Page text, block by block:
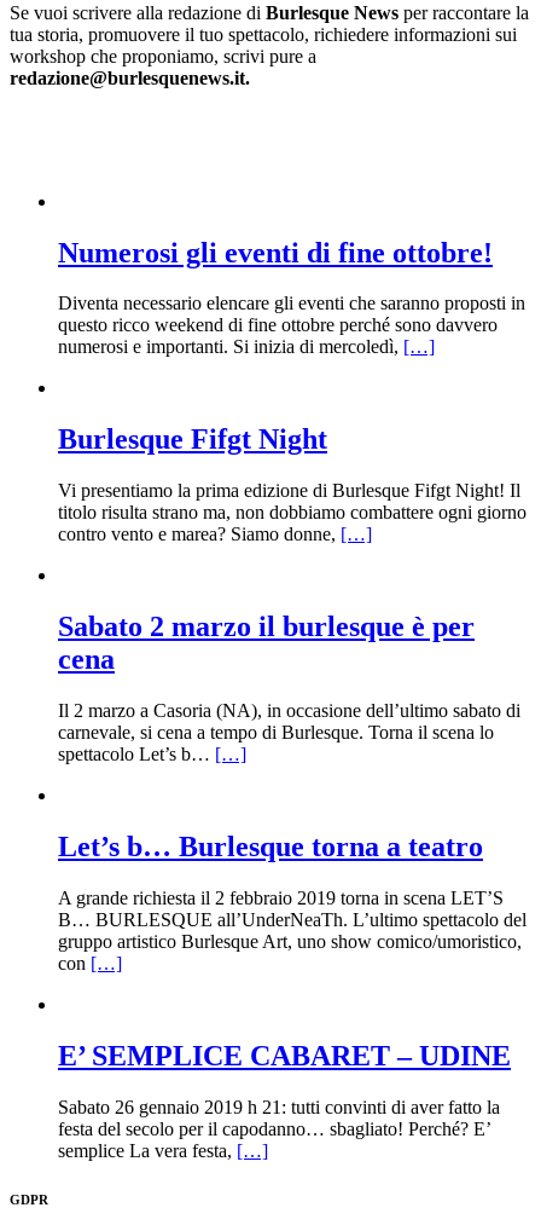
Se vuoi scrivere alla redazione di Burlesque News per raccontare la
tua storia, promuovere il tuo spettacolo, richiedere informazioni sui
workshop che proponiamo, scrivi pure a
redazione@burlesquenews.it.
Numerosi gli eventi di fine ottobre!
Diventa necessario elencare gli eventi che saranno proposti in
questo ricco weekend di fine ottobre perché sono davvero
numerosi e importanti. Si inizia di mercoledì, […]
Burlesque Fifgt Night
Vi presentiamo la prima edizione di Burlesque Fifgt Night! Il
titolo risulta strano ma, non dobbiamo combattere ogni giorno
contro vento e marea? Siamo donne, […]
Sabato 2 marzo il burlesque è per
cena
Il 2 marzo a Casoria (NA), in occasione dell’ultimo sabato di
carnevale, si cena a tempo di Burlesque. Torna il scena lo
spettacolo Let’s b… […]
Let’s b… Burlesque torna a teatro
A grande richiesta il 2 febbraio 2019 torna in scena LET’S
B… BURLESQUE all’UnderNeaTh. L’ultimo spettacolo del
gruppo artistico Burlesque Art, uno show comico/umoristico,
con […]
E’ SEMPLICE CABARET – UDINE
Sabato 26 gennaio 2019 h 21: tutti convinti di aver fatto la
festa del secolo per il capodanno… sbagliato! Perché? E’
semplice La vera festa, […]
GDPR